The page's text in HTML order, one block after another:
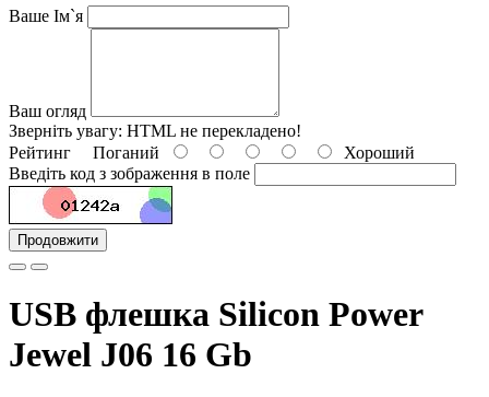
Ваше Ім`я
Ваш огляд
Зверніть увагу: HTML не перекладено!
Рейтинг Поганий
Хороший
Введіть код з зображення в поле
Продовжити
USB флешка Silicon Power
Jewel J06 16 Gb